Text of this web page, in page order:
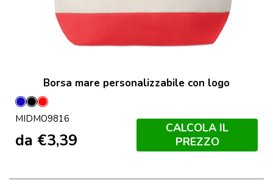
Borsa mare personalizzabile con logo
BluNeroRosso
MIDMO9816
da €3,39
CALCOLA IL
PREZZO